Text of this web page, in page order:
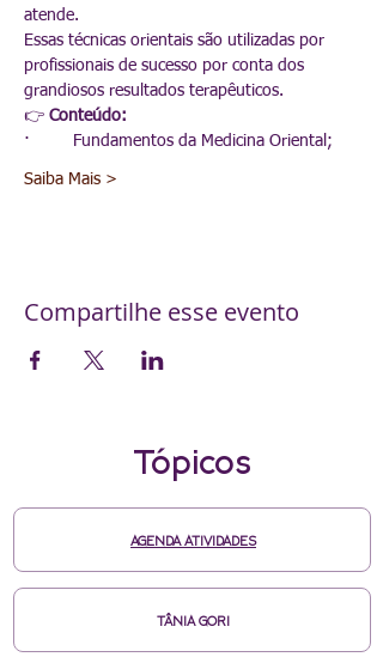
atende.
Essas técnicas orientais são utilizadas por
profissionais de sucesso por conta dos
grandiosos resultados terapêuticos.
👉 Conteúdo:
·         Fundamentos da Medicina Oriental;
Saiba Mais >
Compartilhe esse evento
Tópicos
AGENDA ATIVIDADES
TÂNIA GORI